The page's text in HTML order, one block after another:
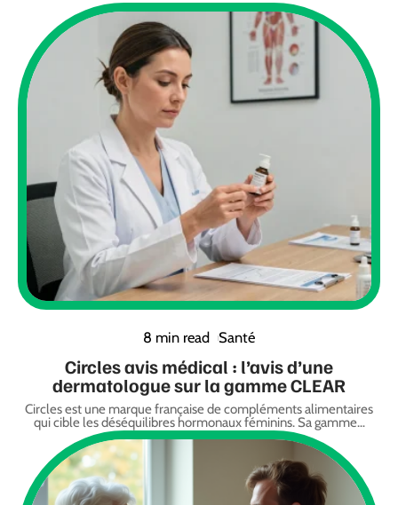
8 min read Santé
Circles avis médical : l’avis d’une
dermatologue sur la gamme CLEAR
Circles est une marque française de compléments alimentaires
qui cible les déséquilibres hormonaux féminins. Sa gamme…